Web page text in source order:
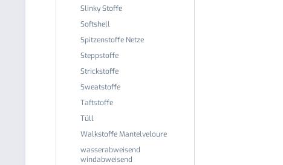
Slinky Stoffe
Softshell
Spitzenstoffe Netze
Steppstoffe
Strickstoffe
Sweatstoffe
Taftstoffe
Tüll
Walkstoffe Mantelveloure
wasserabweisend
windabweisend